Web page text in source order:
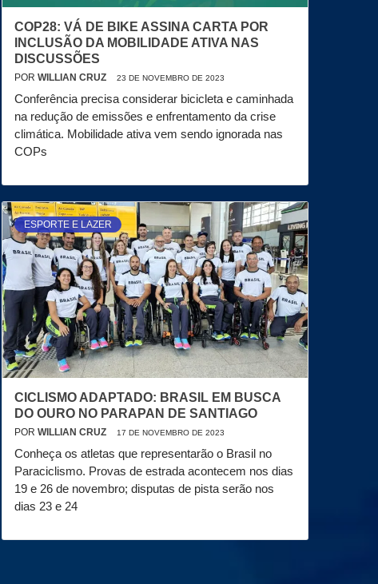
COP28: VÁ DE BIKE ASSINA CARTA POR
INCLUSÃO DA MOBILIDADE ATIVA NAS
DISCUSSÕES
POR WILLIAN CRUZ 23 DE NOVEMBRO DE 2023
Conferência precisa considerar bicicleta e caminhada
na redução de emissões e enfrentamento da crise
climática. Mobilidade ativa vem sendo ignorada nas
COPs
ESPORTE E LAZER
CICLISMO ADAPTADO: BRASIL EM BUSCA
DO OURO NO PARAPAN DE SANTIAGO
POR WILLIAN CRUZ 17 DE NOVEMBRO DE 2023
Conheça os atletas que representarão o Brasil no
Paraciclismo. Provas de estrada acontecem nos dias
19 e 26 de novembro; disputas de pista serão nos
dias 23 e 24